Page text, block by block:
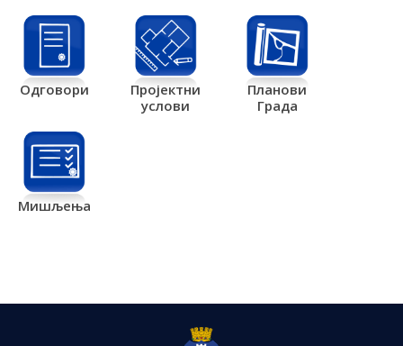
Одговори
Пројектни
услови
Планови
Града
Мишљења